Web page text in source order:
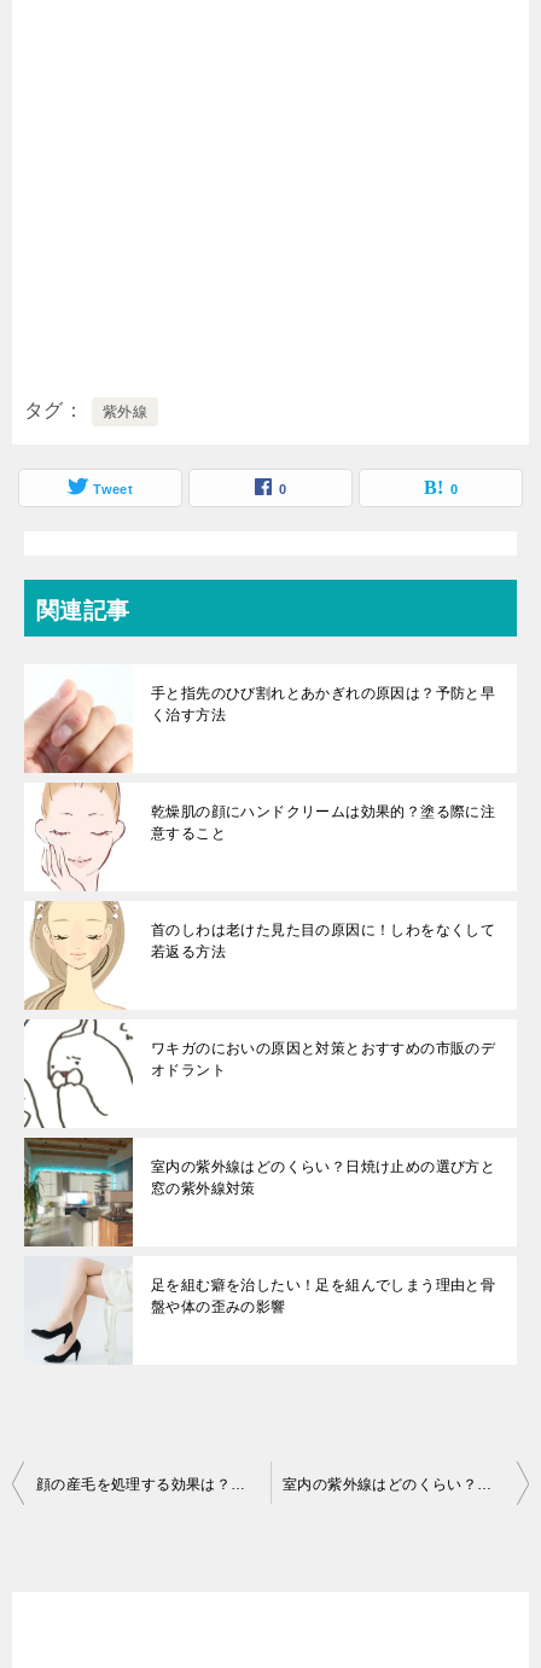
タグ 紫外線
Tweet 0 0
関連記事
手と指先のひび割れとあかぎれの原因は？予防と早
く治す方法
乾燥肌の顔にハンドクリームは効果的？塗る際に注
意すること
首のしわは老けた見た目の原因に！しわをなくして
若返る方法
ワキガのにおいの原因と対策とおすすめの市販のデ
オドラント
室内の紫外線はどのくらい？日焼け止めの選び方と
窓の紫外線対策
足を組む癖を治したい！足を組んでしまう理由と骨
盤や体の歪みの影響
投
顔の産毛を処理する効果は？正しい剃り方と頻度やタイミング 室内の紫外線はどのくらい？日焼け止めの選び方と窓の紫外線対策